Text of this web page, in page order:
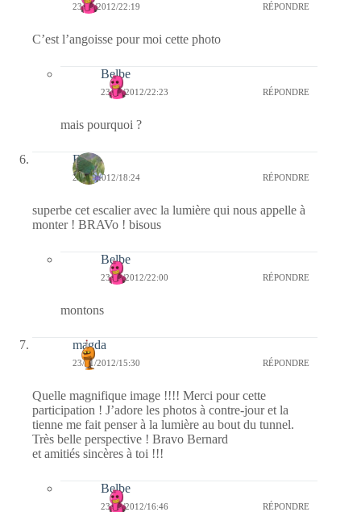
23/01/2012/22:19 RÉPONDRE
C’est l’angoisse pour moi cette photo
Belbe
23/01/2012/22:23 RÉPONDRE
mais pourquoi ?
Elo
23/01/2012/18:24 RÉPONDRE
superbe cet escalier avec la lumière qui nous appelle à
monter ! BRAVo ! bisous
Belbe
23/01/2012/22:00 RÉPONDRE
montons
magda
23/01/2012/15:30 RÉPONDRE
Quelle magnifique image !!!! Merci pour cette
participation ! J’adore les photos à contre-jour et la
tienne me fait penser à la lumière au bout du tunnel.
Très belle perspective ! Bravo Bernard
et amitiés sincères à toi !!!
Belbe
23/01/2012/16:46 RÉPONDRE